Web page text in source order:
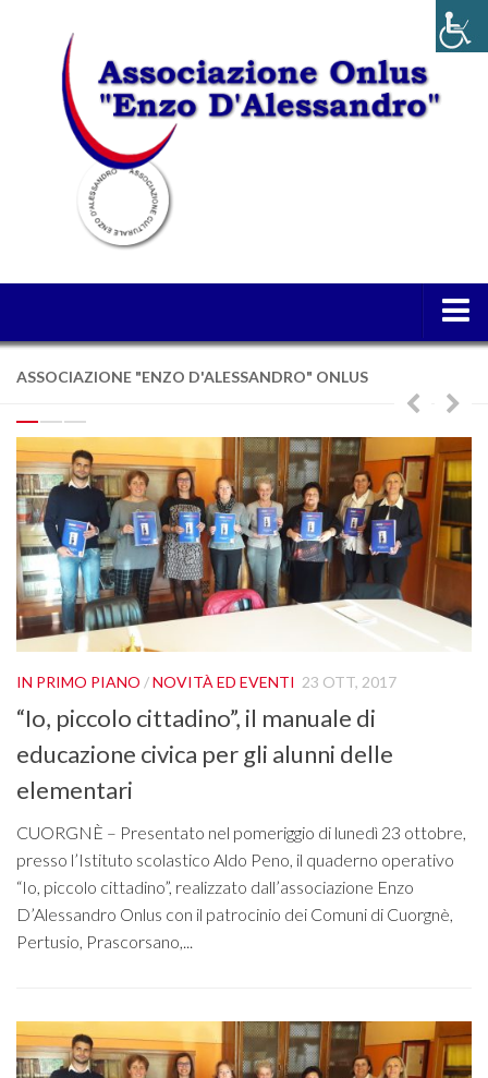
Cosa facciamo
Obiettivi
Novità ed eventi
Il Maresciallo Enzo D’Alessandro
Il Libro “L’Amico Carabiniere”
Gallery
Video
Contattaci
ASSOCIAZIONE "ENZO D'ALESSANDRO" ONLUS
IN PRIMO PIANO /NOVITÀ ED EVENTI 23 OTT, 2017
“Io, piccolo cittadino”, il manuale di
educazione civica per gli alunni delle
elementari
CUORGNÈ – Presentato nel pomeriggio di lunedì 23 ottobre,
presso l’Istituto scolastico Aldo Peno, il quaderno operativo
“Io, piccolo cittadino”, realizzato dall’associazione Enzo
D’Alessandro Onlus con il patrocinio dei Comuni di Cuorgnè,
Pertusio, Prascorsano,...